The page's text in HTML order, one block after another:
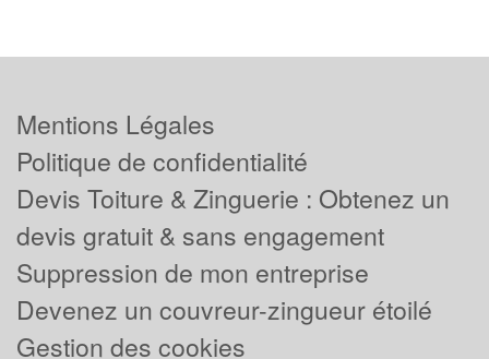
Mentions Légales
Politique de confidentialité
Devis Toiture & Zinguerie : Obtenez un
devis gratuit & sans engagement
Suppression de mon entreprise
Devenez un couvreur-zingueur étoilé
Gestion des cookies